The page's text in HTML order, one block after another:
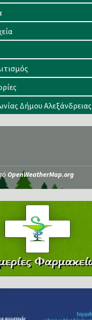
Δήμου Αλεξάνδρειας
OpenWeatherMap.org